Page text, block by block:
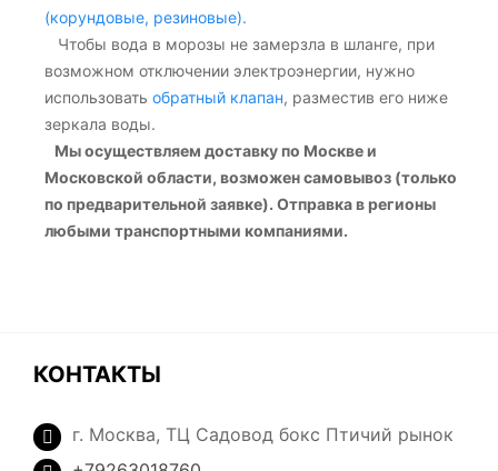
(корундовые, резиновые).
Чтобы вода в морозы не замерзла в шланге, при
возможном отключении электроэнергии, нужно
использовать обратный клапан, разместив его ниже
зеркала воды.
Мы осуществляем доставку по Москве и
Московской области, возможен самовывоз (только
по предварительной заявке). Отправка в регионы
любыми транспортными компаниями.
КОНТАКТЫ
г. Москва, ТЦ Садовод бокс Птичий рынок